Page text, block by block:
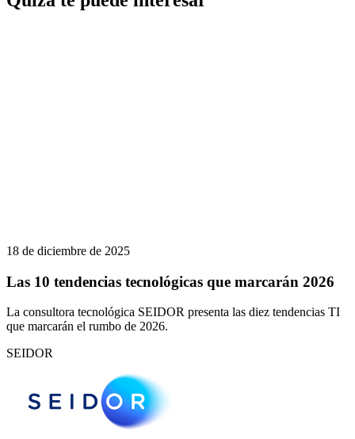
18 de diciembre de 2025
Las 10 tendencias tecnológicas que marcarán 2026
La consultora tecnológica SEIDOR presenta las diez tendencias TI
que marcarán el rumbo de 2026.
SEIDOR